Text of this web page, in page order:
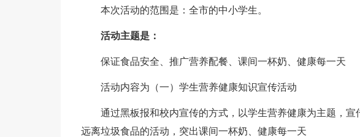
本次活动的范围是：全市的中小学生。
活动主题是：
保证食品安全、推广营养配餐、课间一杯奶、健康每一天
活动内容为（一）学生营养健康知识宣传活动
通过黑板报和校内宣传的方式，以学生营养健康为主题，宣
远离垃圾食品的活动，突出课间一杯奶、健康每一天